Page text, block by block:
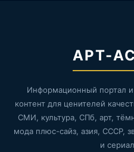
АРТ-
Информационный портал
контент для ценителей
СМИ, культура, СПб, арт,
мода плюс-сайз, азия, СССР,
и